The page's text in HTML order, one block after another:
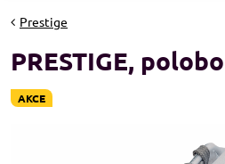
AKCE
Prestige
PRESTIGE,